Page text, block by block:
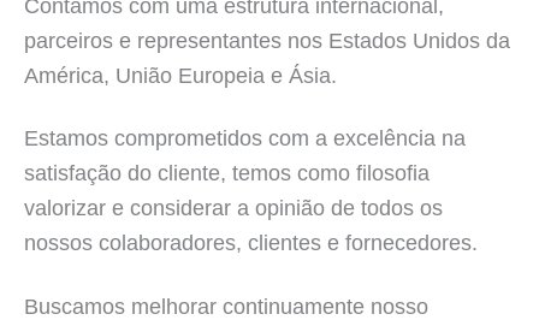
Contamos com uma estrutura internacional,
parceiros e representantes nos Estados Unidos da
América, União Europeia e Ásia.
Estamos comprometidos com a excelência na
satisfação do cliente, temos como filosofia
valorizar e considerar a opinião de todos os
nossos colaboradores, clientes e fornecedores.
Buscamos melhorar continuamente nosso